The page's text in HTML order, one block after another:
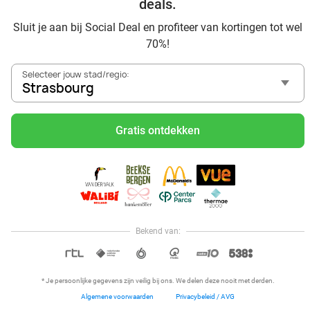
deals.
Sluit je aan bij Social Deal en profiteer van kortingen tot wel
70%!
Selecteer jouw stad/regio:
Strasbourg
Gratis ontdekken
Bekend van:
* Je persoonlijke gegevens zijn veilig bij ons. We delen deze nooit met derden.
Algemene voorwaarden Privacybeleid / AVG
Voordelig genieten in Strasbourg: haal deal-inspiratie uit
Visitez Eauzone SPA à prix réduit à Strasbourg
Allez au spa à Strasbourg et ses environs
Petit-déjeuner et lunch à Strasbourg
Mangez des sushis à Strasbourg
Hoi, onze klantenservice is open,
dus als je een vraag hebt helpen